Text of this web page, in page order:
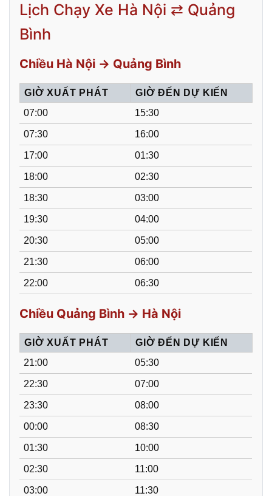
Lịch Chạy Xe Hà Nội ⇄ Quảng
Bình
Chiều Hà Nội → Quảng Bình
GIỜ XUẤT PHÁT
GIỜ ĐẾN DỰ KIẾN
07:00
15:30
07:30 16:00
17:00 01:30
18:00 02:30
18:30 03:00
19:30 04:00
20:30 05:00
21:30 06:00
22:00 06:30
Chiều Quảng Bình → Hà Nội
GIỜ XUẤT PHÁT
GIỜ ĐẾN DỰ KIẾN
21:00
05:30
22:30 07:00
23:30 08:00
00:00 08:30
01:30 10:00
02:30 11:00
03:00 11:30